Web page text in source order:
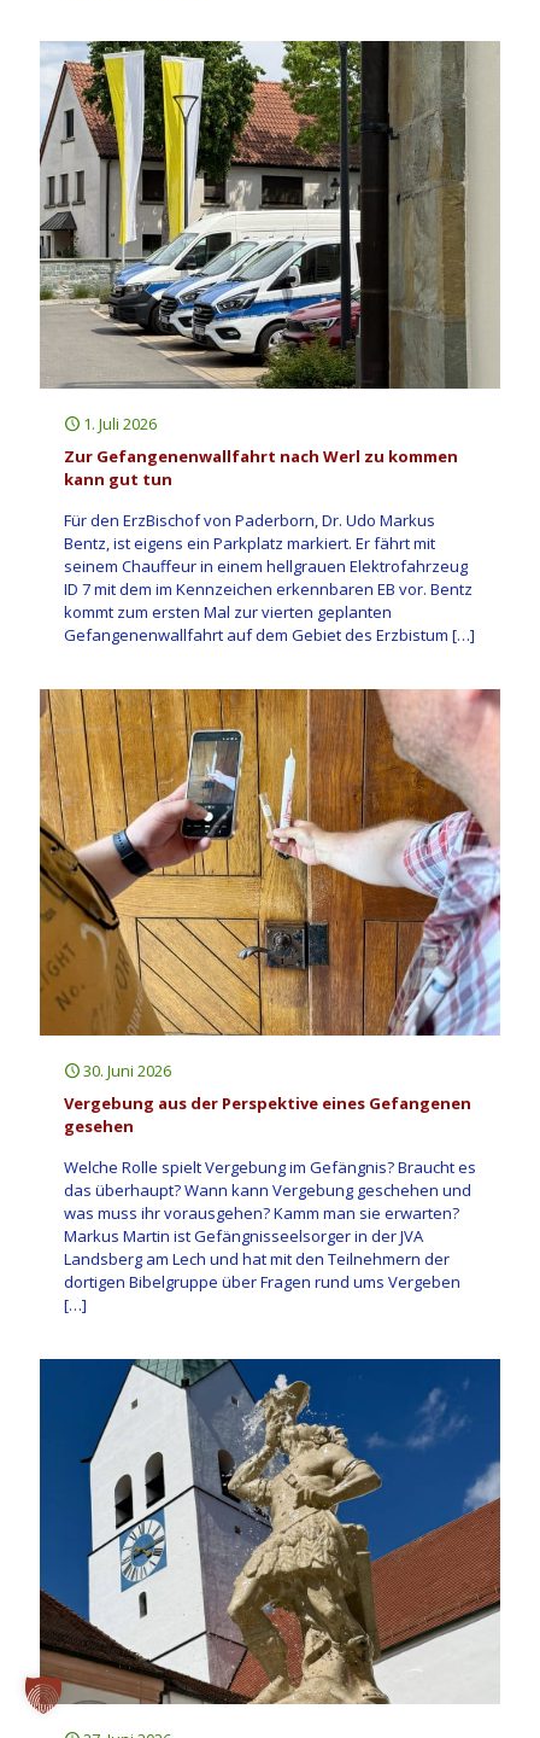
1. Juli 2026
Zur Gefangenenwallfahrt nach Werl zu kommen
kann gut tun
Für den ErzBischof von Paderborn, Dr. Udo Markus
Bentz, ist eigens ein Parkplatz markiert. Er fährt mit
seinem Chauffeur in einem hellgrauen Elektrofahrzeug
ID 7 mit dem im Kennzeichen erkennbaren EB vor. Bentz
kommt zum ersten Mal zur vierten geplanten
Gefangenenwallfahrt auf dem Gebiet des Erzbistum […]
30. Juni 2026
Vergebung aus der Perspektive eines Gefangenen
gesehen
Welche Rolle spielt Vergebung im Gefängnis? Braucht es
das überhaupt? Wann kann Vergebung geschehen und
was muss ihr vorausgehen? Kamm man sie erwarten?
Markus Martin ist Gefängnisseelsorger in der JVA
Landsberg am Lech und hat mit den Teilnehmern der
dortigen Bibelgruppe über Fragen rund ums Vergeben
[…]